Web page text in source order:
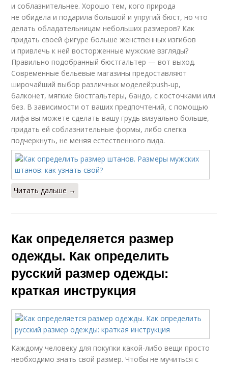
и соблазнительнее. Хорошо тем, кого природа
не обидела и подарила большой и упругий бюст, но что
делать обладательницам небольших размеров? Как
придать своей фигуре больше женственных изгибов
и привлечь к ней восторженные мужские взгляды?
Правильно подобранный бюстгальтер — вот выход.
Современные бельевые магазины предоставляют
широчайший выбор различных моделей:push-up,
балконет, мягкие бюстгальтеры, бандо, с косточками или
без. В зависимости от ваших предпочтений, с помощью
лифа вы можете сделать вашу грудь визуально больше,
придать ей соблазнительные формы, либо слегка
подчеркнуть, не меняя естественного вида.
Читать дальше →
Как определяется размер
одежды. Как определить
русский размер одежды:
краткая инструкция
Каждому человеку для покупки какой-либо вещи просто
необходимо знать свой размер. Чтобы не мучиться с